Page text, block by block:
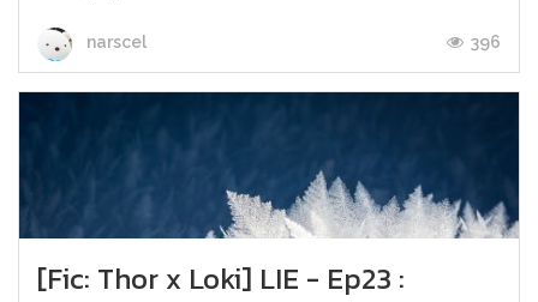
narscel 396
[Fic: Thor x Loki] LIE - Ep23 :